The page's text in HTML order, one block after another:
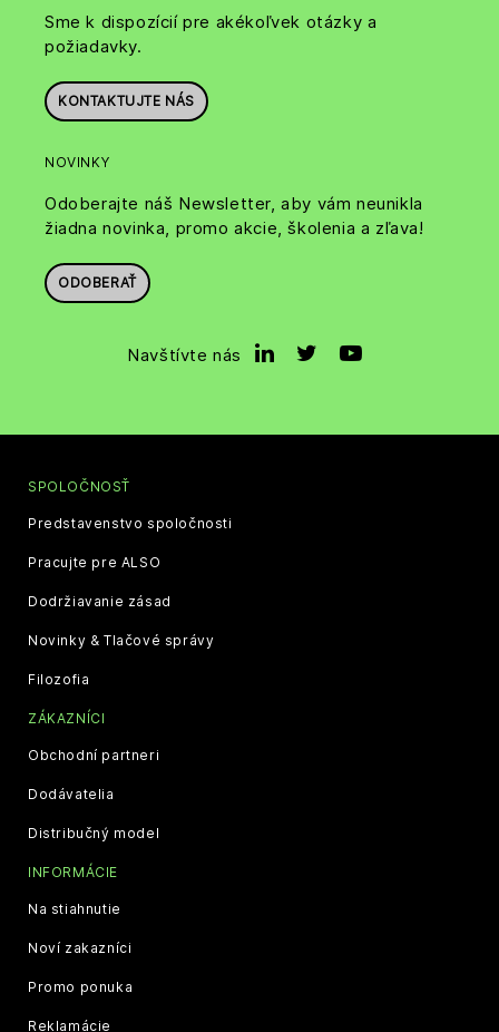
Sme k dispozícií pre akékoľvek otázky a
požiadavky.
KONTAKTUJTE NÁS
NOVINKY
Odoberajte náš Newsletter, aby vám neunikla
žiadna novinka, promo akcie, školenia a zľava!
ODOBERAŤ
Navštívte nás
SPOLOČNOSŤ
Predstavenstvo spoločnosti
Pracujte pre ALSO
Dodržiavanie zásad
Novinky & Tlačové správy
Filozofia
ZÁKAZNÍCI
Obchodní partneri
Dodávatelia
Distribučný model
INFORMÁCIE
Na stiahnutie
Noví zakazníci
Promo ponuka
Reklamácie